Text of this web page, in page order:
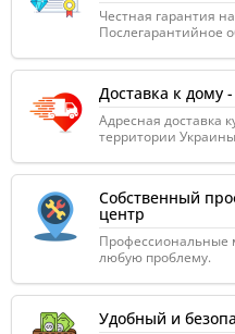
Честная гарантия
Послегарантийное
Доставка к дому
Адресная доставка
территории
Собственный
центр
Профессиональные
любую проблему.
Удобный и